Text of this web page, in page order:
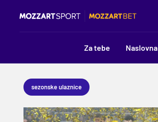
Za tebe Naslovna
sezonske ulaznice